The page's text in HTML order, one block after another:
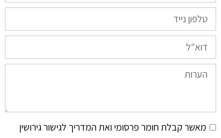
מאשר קבלת חומר פרסומי ואת המדריך לגישור גירושין